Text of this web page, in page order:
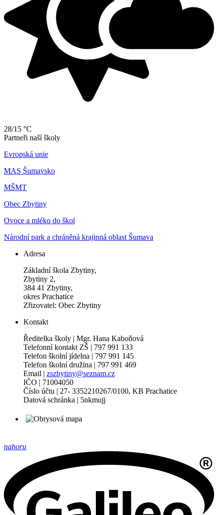
28/15 °C
Partneři naší školy
Evropská unie
MAS Šumavsko
MŠMT
Obec Zbytiny
Ovoce a mléko do škol
Národní park a chráněná krajinná oblast Šumava
Adresa
Základní škola Zbytiny,
Zbytiny 2,
384 41 Zbytiny,
okres Prachatice
Zřizovatel: Obec Zbytiny
Kontakt
Ředitelka školy | Mgr. Hana Kaboňová
Telefonní kontakt ZŠ | 797 991 133
Telefon školní jídelna | 797 991 145
Telefon školní družina | 797 991 469
Email | zszbytiny@seznam.cz
IČO | 71004050
Číslo účtu | 27- 3352210267/0100, KB Prachatice
Datová schránka | 5nkmujj
nahoru